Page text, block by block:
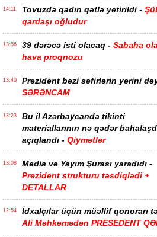
14:11 Tovuzda qadın qətlə yetirildi -
qardaşı oğludur
13:56 39 dərəcə isti olacaq - Sabaha
hava proqnozu
13:40
Prezident bəzi səfirlərin yerini
SƏRƏNCAM
13:23
Bu il Azərbaycanda tikinti
materiallarının nə qədər
açıqlandı - Qiymətlər
13:08
Media və Yayım Şurası yaradıdı -
Prezident strukturu təsdiqlədi +
DETALLAR
12:54
İdxalçılar üçün müəllif qonorarı
Ali Məhkəmədən PRESEDENT